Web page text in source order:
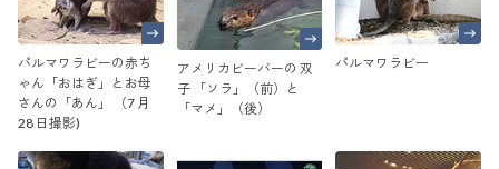
パルマワラビーの赤ち
ゃん「おはぎ」とお母
さんの「あん」 （7 月
28 日撮影)
アメリカビーバーの 双
子 「ソラ」（前）と
「マメ」（後）
パルマワラビー